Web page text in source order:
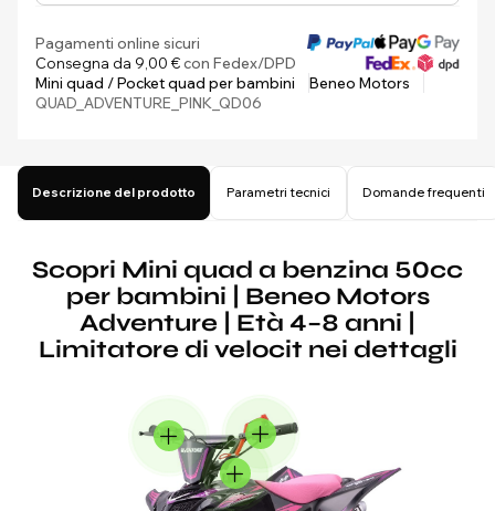
Pagamenti online sicuri
Consegna da 9,00 €con Fedex/DPD
Mini quad / Pocket quad per bambini
Beneo Motors
QUAD_ADVENTURE_PINK_QD06
Descrizione del prodotto Parametri tecnici Domande frequenti
Scopri Mini quad a benzina 50cc
per bambini | Beneo Motors
Adventure | Età 4–8 anni |
Limitatore di velocit nei dettagli